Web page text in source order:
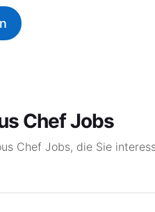
Chef Jobs
Chef Jobs, die Sie